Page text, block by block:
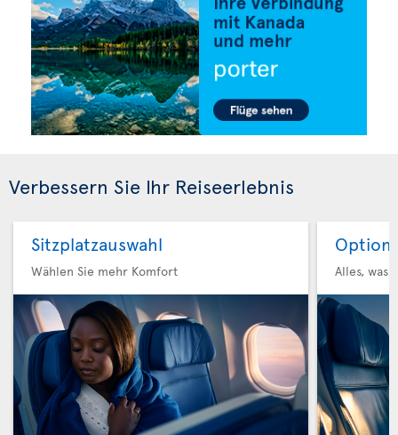
Verbessern Sie Ihr Reiseerlebnis
Sitzplatzauswahl
Wählen Sie mehr Komfort
Option
Alles, was